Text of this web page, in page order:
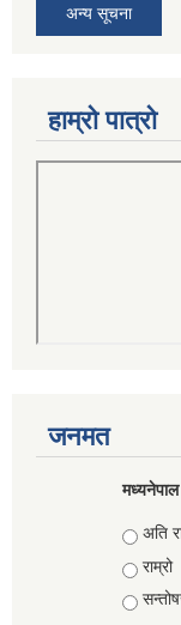
अन्य सूचना
हाम्रो पात्रो
जनमत
अति
राम्रो